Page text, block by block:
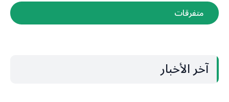
متفرقات
آخر الأخبار